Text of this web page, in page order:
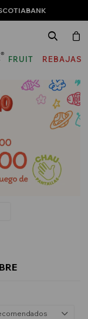
FRUIT
THE
LOOM
REBAJAS